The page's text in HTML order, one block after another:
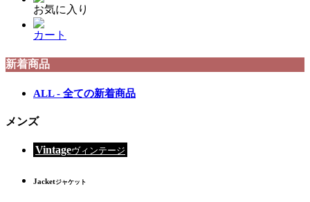
お気に入り
カート
新着商品
ALL - 全ての新着商品
メンズ
Vintageヴィンテージ
Jacketジャケット